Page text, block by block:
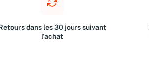
dans les 30 jours suivant
l'achat